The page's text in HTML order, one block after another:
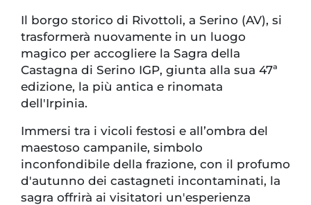
Il borgo storico di Rivottoli, a Serino (AV), si
trasformerà nuovamente in un luogo
magico per accogliere la Sagra della
Castagna di Serino IGP, giunta alla sua 47ª
edizione, la più antica e rinomata
dell'Irpinia.
Immersi tra i vicoli festosi e all’ombra del
maestoso campanile, simbolo
inconfondibile della frazione, con il profumo
d'autunno dei castagneti incontaminati, la
sagra offrirà ai visitatori un'esperienza